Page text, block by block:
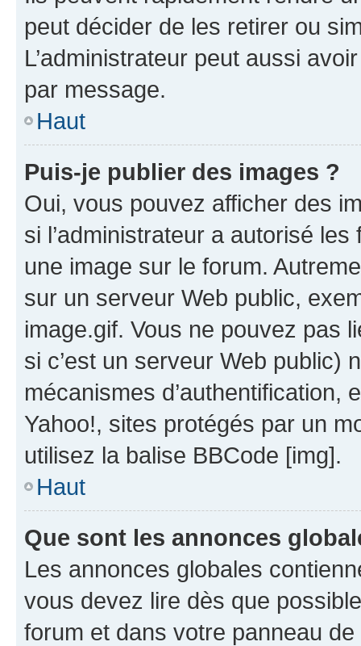
peut décider de les retirer ou
L’administrateur peut aussi
par message.
Haut
Puis-je publier des images ?
Oui, vous pouvez afficher des
si l’administrateur a autorisé
une image sur le forum.
sur un serveur Web public,
image.gif. Vous ne pouvez pas
si c’est un serveur Web public)
mécanismes d’authentification,
Yahoo!, sites protégés par un
utilisez la balise BBCode [img].
Haut
Que sont les annonces
Les annonces globales
vous devez lire dès que
forum et dans votre panneau